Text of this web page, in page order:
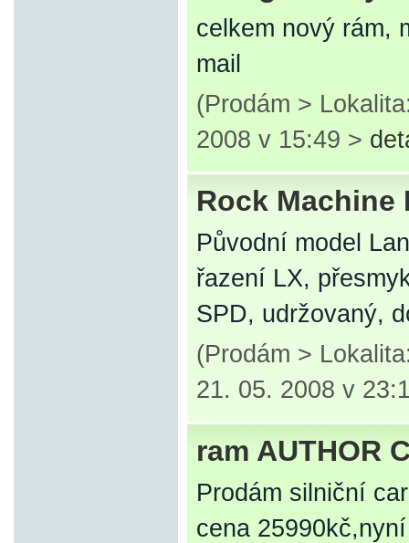
celkem nový rám,
mail
(Prodám >
2008 v 15:49 >
Rock Machine
Původní model
řazení LX,
SPD, udržovaný,
(Prodám >
21. 05. 2008 v
ram AUTHOR
Prodám silniční
cena